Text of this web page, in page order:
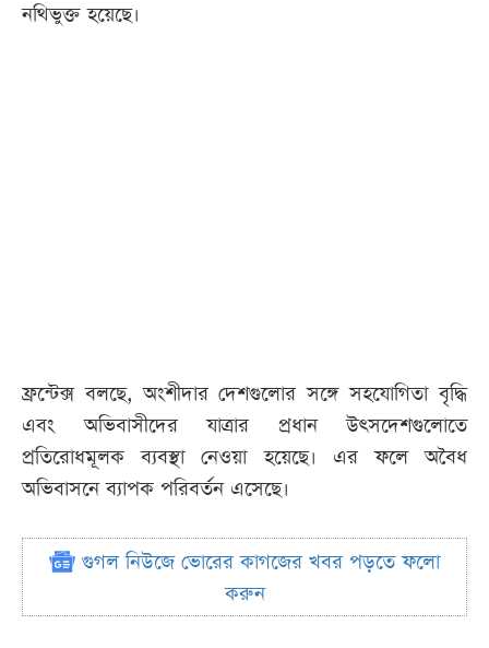
নথিভুক্ত হয়েছে।
ফ্রন্টেক্স বলছে, অংশীদার দেশগুলোর সঙ্গে সহযোগিতা বৃদ্ধি
এবং অভিবাসীদের যাত্রার প্রধান উৎসদেশগুলোতে
প্রতিরোধমূলক ব্যবস্থা নেওয়া হয়েছে। এর ফলে অবৈধ
অভিবাসনে ব্যাপক পরিবর্তন এসেছে।
গুগল নিউজে ভোরের কাগজের খবর পড়তে ফলো
করুন